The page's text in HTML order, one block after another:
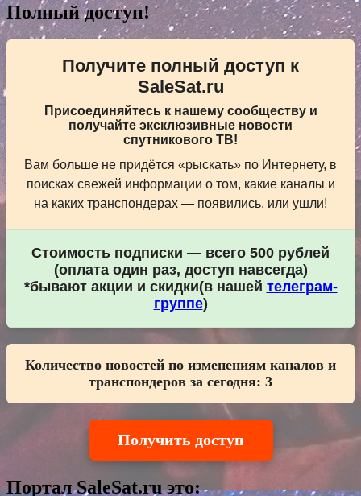
Полный доступ!
Получите полный доступ к
SaleSat.ru
Присоединяйтесь к нашему сообществу и
получайте эксклюзивные новости
спутникового ТВ!
Вам больше не придётся «рыскать» по Интернету, в
поисках свежей информации о том, какие каналы и
на каких транспондерах — появились, или ушли!
Стоимость подписки — всего 500 рублей
(оплата один раз, доступ навсегда)
*бывают акции и скидки(в нашей телеграм-
группе)
Количество новостей по изменениям каналов и
транспондеров за сегодня: 3
Получить доступ
Портал SaleSat.ru это: